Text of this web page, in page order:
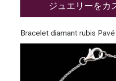
ジュエリーをカ
Bracelet diamant rubis Pavé